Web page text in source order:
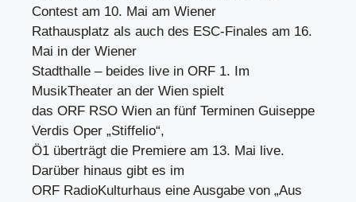
Contest am 10. Mai am Wiener
Rathausplatz als auch des ESC-Finales am 16.
Mai in der Wiener
Stadthalle – beides live in ORF 1. Im
MusikTheater an der Wien spielt
das ORF RSO Wien an fünf Terminen Guiseppe
Verdis Oper „Stiffelio“,
Ö1 überträgt die Premiere am 13. Mai live.
Darüber hinaus gibt es im
ORF RadioKulturhaus eine Ausgabe von „Aus